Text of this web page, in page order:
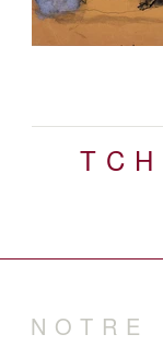
NOTRE